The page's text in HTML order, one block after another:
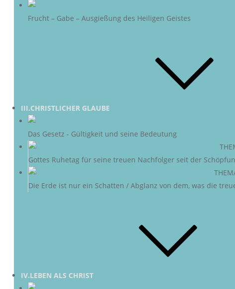
Frucht – Gabe – Ausgießung des Heiligen Geistes
III.CHRISTLICHER GLAUBE
Das Gesetz - Gültigkeit und seine Bedeutung
Gottes Ruhetag für seine treuen Nachfolger seit der
Die Erde ist nur ein Schatten / Abglanz von dem, was die
IV.LEBEN ALS CHRIST